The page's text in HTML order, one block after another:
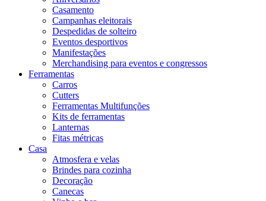
Casamento
Campanhas eleitorais
Despedidas de solteiro
Eventos desportivos
Manifestações
Merchandising para eventos e congressos
Ferramentas
Carros
Cutters
Ferramentas Multifunções
Kits de ferramentas
Lanternas
Fitas métricas
Casa
Atmosfera e velas
Brindes para cozinha
Decoração
Canecas